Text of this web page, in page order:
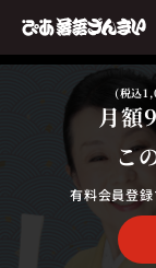
月額
(税込
こ
有料会員登